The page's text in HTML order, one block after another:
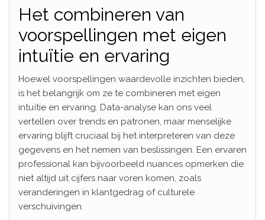
Het combineren van
voorspellingen met eigen
intuïtie en ervaring
Hoewel voorspellingen waardevolle inzichten bieden,
is het belangrijk om ze te combineren met eigen
intuïtie en ervaring. Data-analyse kan ons veel
vertellen over trends en patronen, maar menselijke
ervaring blijft cruciaal bij het interpreteren van deze
gegevens en het nemen van beslissingen. Een ervaren
professional kan bijvoorbeeld nuances opmerken die
niet altijd uit cijfers naar voren komen, zoals
veranderingen in klantgedrag of culturele
verschuivingen.